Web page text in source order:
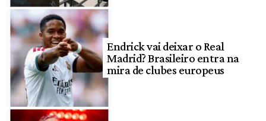
Endrick vai deixar o Real
Madrid? Brasileiro entra na
mira de clubes europeus